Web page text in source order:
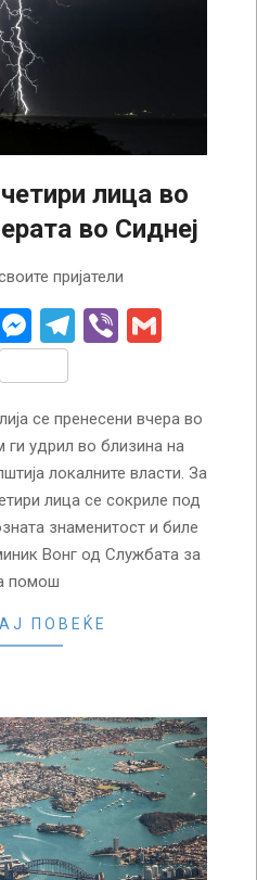
лица во
во Сиднеј
пријатели
Messenger
Telegram
Viber
се пренесени вчера во
ги удрил во близина на
локалните власти. За
лица се сокриле под
знаменитост и биле
Вонг од Службата за
помош
ПОВЕЌЕ